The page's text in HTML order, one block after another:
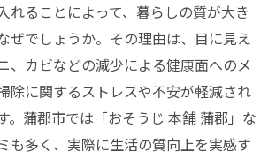
れることによって、暮らしの質が大き
ぜでしょうか。その理由は、目に見え
、カビなどの減少による健康面へのメ
除に関するストレスや不安が軽減され
。蒲郡市では「おそうじ 本舗 蒲郡」な
も多く、実際に生活の質向上を実感す